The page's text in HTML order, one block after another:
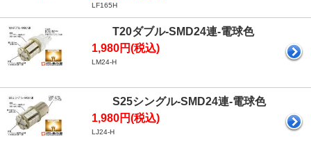
LF165H
T20ダブル-SMD24連-電球色
1,980円(税込)
LM24-H
S25シングル-SMD24連-電球色
1,980円(税込)
LJ24-H